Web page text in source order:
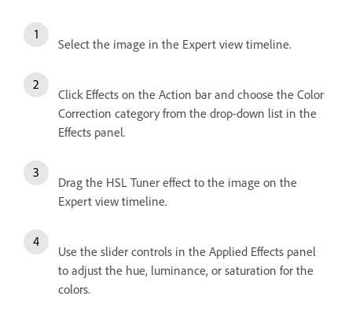
Select the image in the Expert view timeline.
Click Effects on the Action bar and choose the Color
Correction category from the drop-down list in the
Effects panel.
Drag the HSL Tuner effect to the image on the
Expert view timeline.
Use the slider controls in the Applied Effects panel
to adjust the hue, luminance, or saturation for the
colors.